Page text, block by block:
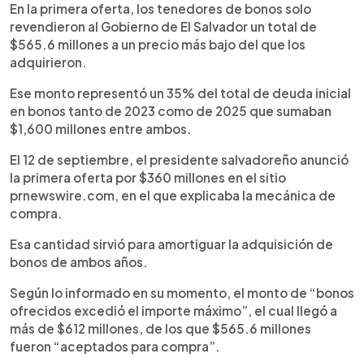
En la primera oferta, los tenedores de bonos solo
revendieron al Gobierno de El Salvador un total de
$565.6 millones a un precio más bajo del que los
adquirieron.
Ese monto representó un 35% del total de deuda inicial
en bonos tanto de 2023 como de 2025 que sumaban
$1,600 millones entre ambos.
El 12 de septiembre, el presidente salvadoreño anunció
la primera oferta por $360 millones en el sitio
prnewswire.com, en el que explicaba la mecánica de
compra.
Esa cantidad sirvió para amortiguar la adquisición de
bonos de ambos años.
Según lo informado en su momento, el monto de “bonos
ofrecidos excedió el importe máximo”, el cual llegó a
más de $612 millones, de los que $565.6 millones
fueron “aceptados para compra”.